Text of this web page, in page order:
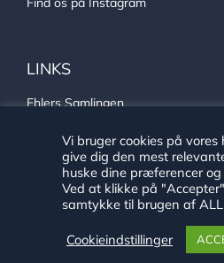
LINKS
Ehlers Samlingen
Sønderjysk arkivsamarbejde
Vi bruger cookies på
give dig den mest
huske dine præferencer
Ved at klikke på
samtykke til brugen af
Cookieindstillinger